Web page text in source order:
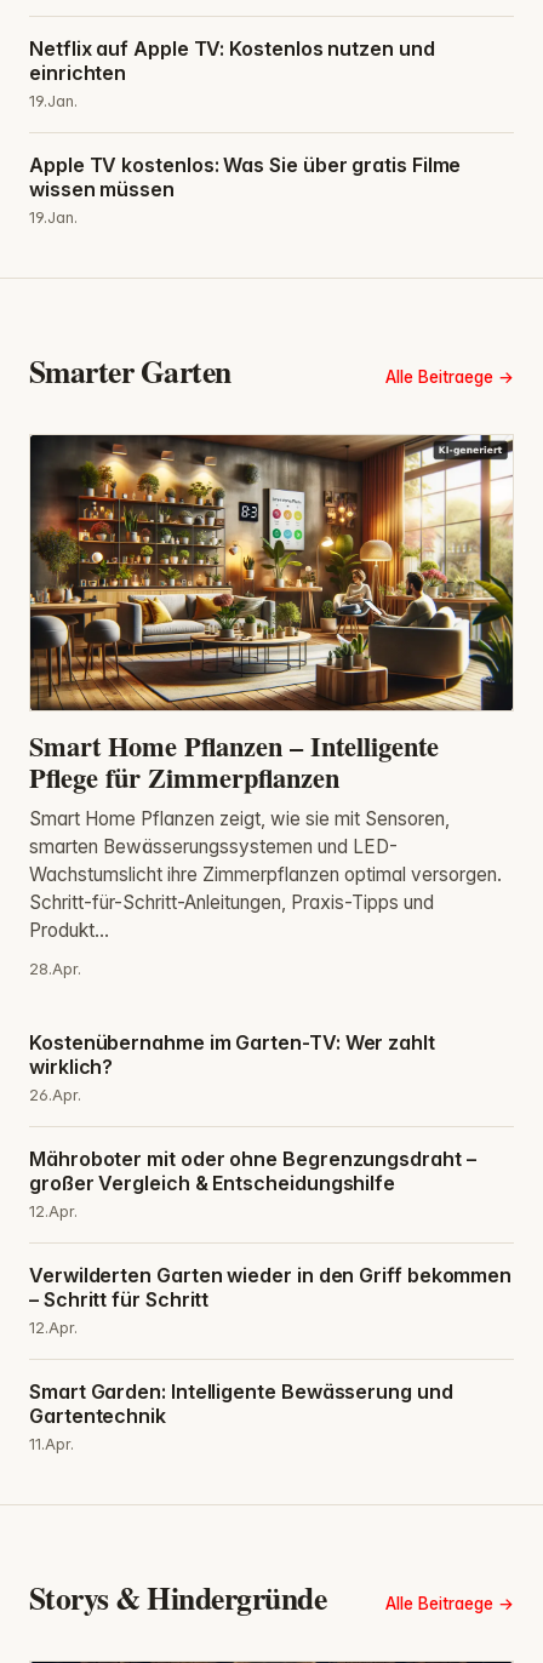
Netflix auf Apple TV: Kostenlos nutzen und
einrichten
19.Jan.
Apple TV kostenlos: Was Sie über gratis Filme
wissen müssen
19.Jan.
Smarter Garten Alle Beitraege
Smart Home Pflanzen – Intelligente
Pflege für Zimmerpflanzen
Smart Home Pflanzen zeigt, wie sie mit Sensoren,
smarten Bewässerungssystemen und LED-
Wachstumslicht ihre Zimmerpflanzen optimal versorgen.
Schritt-für-Schritt-Anleitungen, Praxis-Tipps und
Produkt...
28.Apr.
Kostenübernahme im Garten-TV: Wer zahlt
wirklich?
26.Apr.
Mähroboter mit oder ohne Begrenzungsdraht –
großer Vergleich & Entscheidungshilfe
12.Apr.
Verwilderten Garten wieder in den Griff bekommen
– Schritt für Schritt
12.Apr.
Smart Garden: Intelligente Bewässerung und
Gartentechnik
11.Apr.
Storys & Hindergründe Alle Beitraege